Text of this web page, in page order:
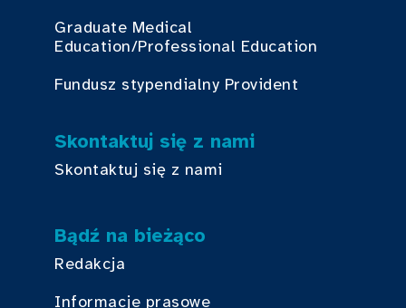
Graduate Medical
Education/Professional Education
Fundusz stypendialny Provident
Skontaktuj się z nami
Skontaktuj się z nami
Bądź na bieżąco
Redakcja
Informacje prasowe